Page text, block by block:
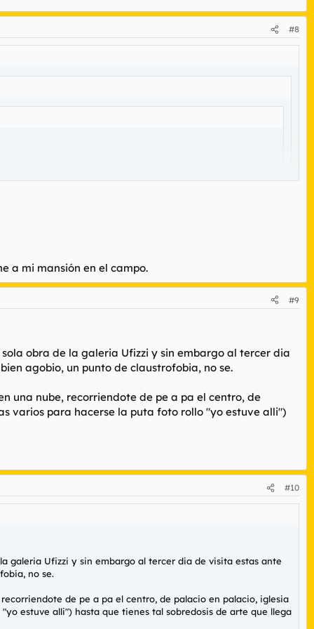
#8
oro.
a mi mansión en el campo.
#9
obra de la galeria Ufizzi y sin embargo al tercer dia
agobio, un punto de claustrofobia, no se.
una nube, recorriendote de pe a pa el centro, de
varios para hacerse la puta foto rollo "yo estuve alli")
#10
galeria Ufizzi y sin embargo al tercer dia de visita estas ante
no se.
de pe a pa el centro, de palacio en palacio, iglesia
estuve alli") hasta que tienes tal sobredosis de arte que llega